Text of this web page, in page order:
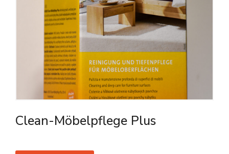
Clean-Möbelpflege Plus